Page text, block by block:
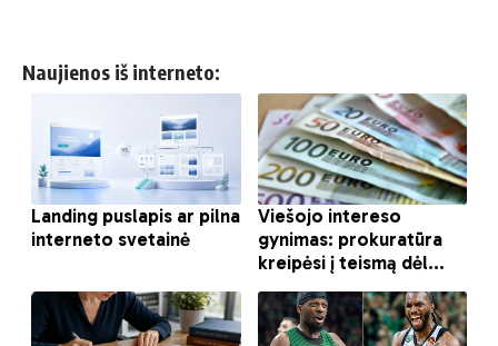
Naujienos iš interneto: